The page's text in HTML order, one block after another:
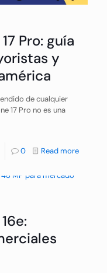
Pro: guía
y
de cualquier
17 Pro no es una
0 Read more